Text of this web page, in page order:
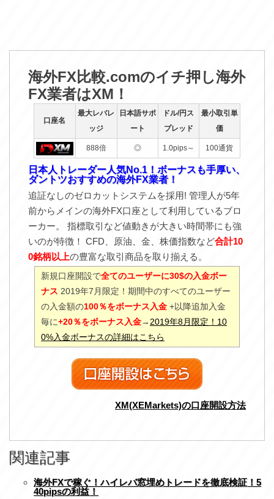
海外FX比較.comのイチ押し海外
FX業者はXM！
口座名
最大レバレ
ッジ
日本語サポ
ート
ドル/円ス
プレッド
最小取引単
価
888倍 ◎ 1.0pips～ 100通貨
日本人トレーダー人気No.1！ボーナスも手厚い、
ダントツおすすめの海外FX業者！
追証なしのゼロカットシステムを採用! 管理人が5年
前からメインの海外FX口座として利用しているブロ
ーカー。 指標取引など値動きが大きい時間帯にも強
いのが特徴！ CFD、原油、金、株価指数など合計10
0銘柄以上の豊富な取引商品を取り揃える。
新規口座開設で全てのユーザーに30$の入金ボー
ナス 2019年7月限定！期間中のすべてのユーザー
の入金額の100％をボーナス入金 +以降追加入金
毎に+20％をボーナス入金→ 2019年8月限定！10
0%入金ボーナスの詳細はこちら
XM(XEMarkets)の口座開設方法
関連記事
海外FXで稼ぐ！ハイレバ窓埋めトレードを徹底検証！5
40pipsの利益！